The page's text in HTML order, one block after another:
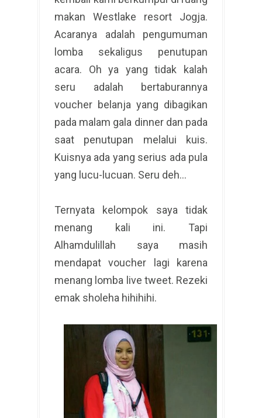
makan Westlake resort Jogja.
Acaranya adalah pengumuman
lomba sekaligus penutupan
acara. Oh ya yang tidak kalah
seru adalah bertaburannya
voucher belanja yang dibagikan
pada malam gala dinner dan pada
saat penutupan melalui kuis.
Kuisnya ada yang serius ada pula
yang lucu-lucuan. Seru deh…
Ternyata kelompok saya tidak
menang kali ini. Tapi
Alhamdulillah saya masih
mendapat voucher lagi karena
menang lomba live tweet. Rezeki
emak sholeha hihihihi.